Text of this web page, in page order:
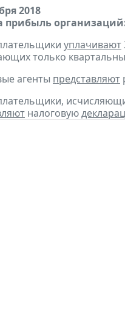
2018
прибыль
уплачивают
только
агенты представляют
налоговую